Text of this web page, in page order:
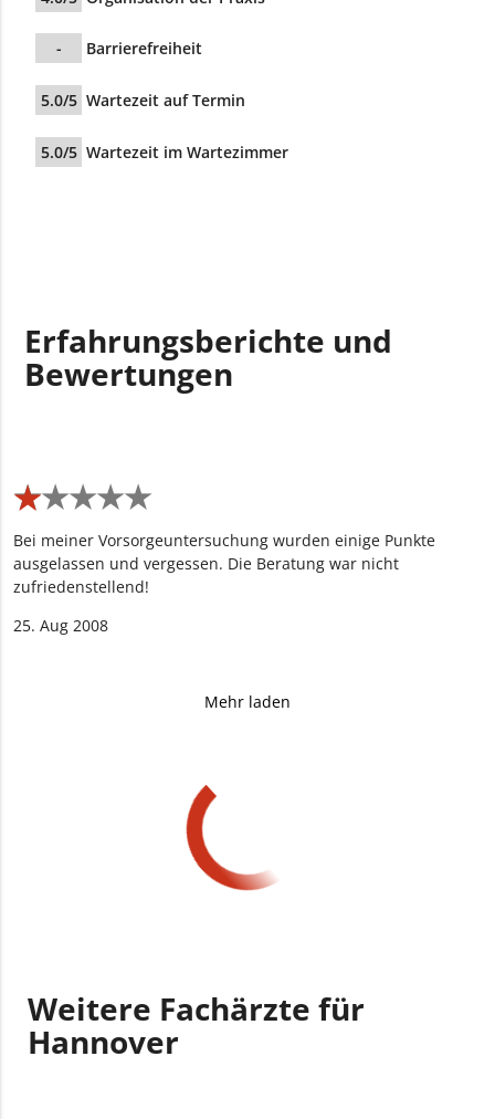
- Barrierefreiheit
5.0/5 Wartezeit auf Termin
5.0/5 Wartezeit im Wartezimmer
Erfahrungsberichte und
Bewertungen
★★★★★
★★★★★
Bei meiner Vorsorgeuntersuchung wurden einige Punkte
ausgelassen und vergessen. Die Beratung war nicht
zufriedenstellend!
25. Aug 2008
Mehr laden
Weitere Fachärzte für
Hannover